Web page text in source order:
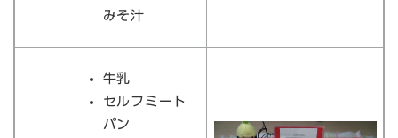
みそ汁
牛乳
セルフミート
パン